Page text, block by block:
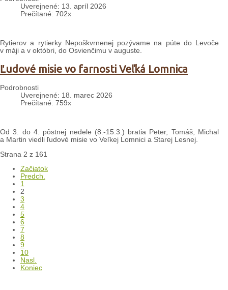
Uverejnené: 13. apríl 2026
Prečítané: 702x
Rytierov a rytierky Nepoškvrnenej pozývame na púte do Levoče
v máji a v októbri, do Osvienčimu v auguste.
Ľudové misie vo farnosti Veľká Lomnica
Podrobnosti
Uverejnené: 18. marec 2026
Prečítané: 759x
Od 3. do 4. pôstnej nedele (8.-15.3.) bratia Peter, Tomáš, Michal
a Martin viedli ľudové misie vo Veľkej Lomnici a Starej Lesnej.
Strana 2 z 161
Začiatok
Predch.
1
2
3
4
5
6
7
8
9
10
Nasl.
Koniec